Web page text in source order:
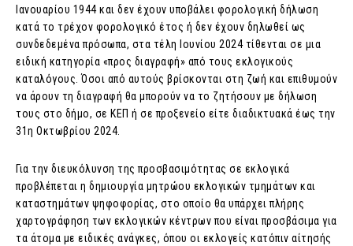
Ιανουαρίου 1944 και δεν έχουν υποβάλει φορολογική δήλωση
κατά το τρέχον φορολογικό έτος ή δεν έχουν δηλωθεί ως
συνδεδεμένα πρόσωπα, στα τέλη Ιουνίου 2024 τίθενται σε μια
ειδική κατηγορία «προς διαγραφή» από τους εκλογικούς
καταλόγους. Όσοι από αυτούς βρίσκονται στη ζωή και επιθυμούν
να άρουν τη διαγραφή θα μπορούν να το ζητήσουν με δήλωση
τους στο δήμο, σε ΚΕΠ ή σε προξενείο είτε διαδικτυακά έως την
31η Οκτωβρίου 2024.
Για την διευκόλυνση της προσβασιμότητας σε εκλογικά
προβλέπεται η δημιουργία μητρώου εκλογικών τμημάτων και
καταστημάτων ψηφοφορίας, στο οποίο θα υπάρχει πλήρης
χαρτογράφηση των εκλογικών κέντρων που είναι προσβάσιμα για
τα άτομα με ειδικές ανάγκες, όπου οι εκλογείς κατόπιν αίτησής